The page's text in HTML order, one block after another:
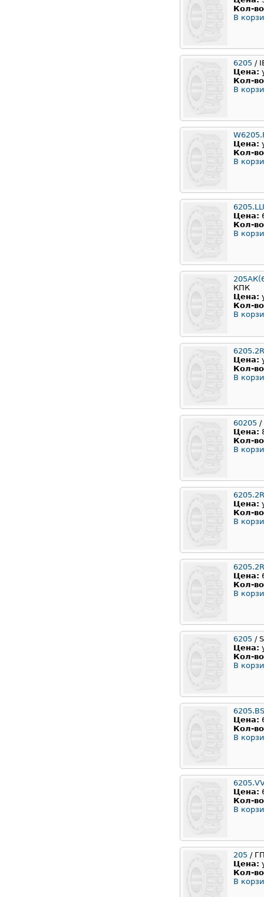
Кол-
В
6205 /
Цена:
Кол-
В
Цена:
Кол-
В
Цена:
Кол-
В
КПК
Цена:
Кол-
В
Цена:
Кол-
В
60205 /
Цена:
Кол-
В
Цена:
Кол-
В
Цена:
Кол-
В
6205 /
Цена:
Кол-
В
Цена:
Кол-
В
Цена:
Кол-
В
205 /
Цена:
Кол-
В